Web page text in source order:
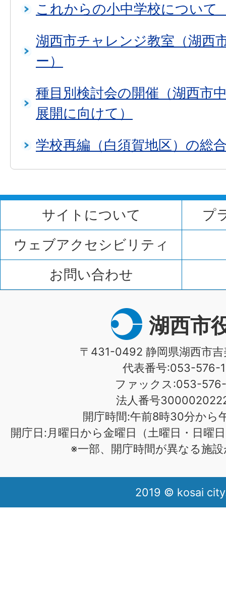
これからの小中学校について
湖西市チャレンジ教室（湖西
ー）
種目別検討会の開催（湖西市
展開に向けて）
学校再編（白須賀地区）の総
サイトについて
プ
ウェブアクセシビリティ
お問い合わせ
湖西市
〒431-0492 静岡県湖西市
代表番号:053-576-
ファックス:053-576-
法人番号
開庁時間:午前8時30分から
開庁日:月曜日から金曜日（土曜日・日曜
※一部、開庁時間が異なる施
2019 © kosai